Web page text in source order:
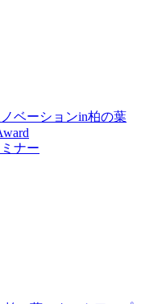
ベーションin柏の葉
ナー